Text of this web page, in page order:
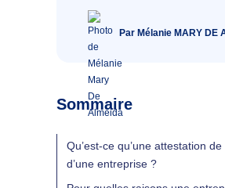
Par Mélanie MARY DE
Sommaire
Qu’est-ce qu’une attestation
d’une entreprise ?